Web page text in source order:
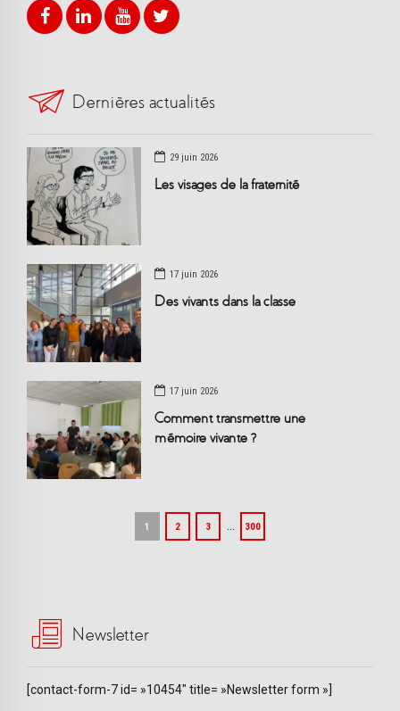
Dernières actualités
29 juin 2026
Les visages de la fraternité
17 juin 2026
Des vivants dans la classe
17 juin 2026
Comment transmettre une
mémoire vivante ?
1 2 3 … 300
Newsletter
[contact-form-7 id= »10454″ title= »Newsletter form »]